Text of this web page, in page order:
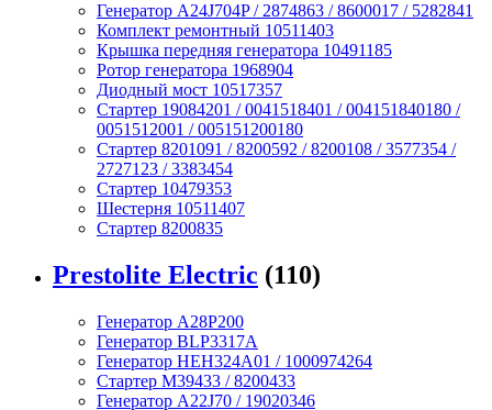
Генератор A24J704P / 2874863 / 8600017 / 5282841
Комплект ремонтный 10511403
Крышка передняя генератора 10491185
Ротор генератора 1968904
Диодный мост 10517357
Стартер 19084201 / 0041518401 / 004151840180 /
0051512001 / 005151200180
Стартер 8201091 / 8200592 / 8200108 / 3577354 /
2727123 / 3383454
Стартер 10479353
Шестерня 10511407
Стартер 8200835
Prestolite Electric (110)
Генератор A28P200
Генератор BLP3317A
Генератор HEH324A01 / 1000974264
Стартер M39433 / 8200433
Генератор A22J70 / 19020346